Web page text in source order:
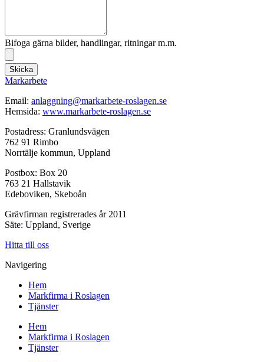
Bifoga gärna bilder, handlingar, ritningar m.m.
Skicka
Markarbete
Email: anlaggning@markarbete-roslagen.se
Hemsida: www.markarbete-roslagen.se
Postadress: Granlundsvägen
762 91 Rimbo
Norrtälje kommun, Uppland
Postbox: Box 20
763 21 Hallstavik
Edeboviken, Skeboån
Grävfirman registrerades år 2011
Säte: Uppland, Sverige
Hitta till oss
Navigering
Hem
Markfirma i Roslagen
Tjänster
Hem
Markfirma i Roslagen
Tjänster